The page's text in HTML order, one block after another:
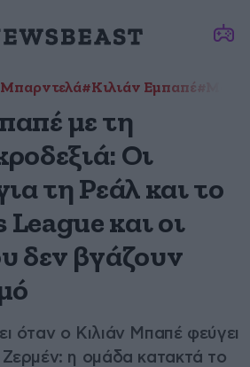
#Κιλιάν Εμπαπέ
με τη
Οι
τη Ρεάλ και το
και οι
δεν βγάζουν
όταν ο Κιλιάν Μπαπέ φεύγει
η ομάδα κατακτά το